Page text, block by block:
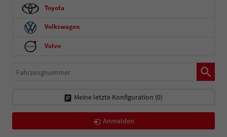
Toyota
Volkswagen
Volvo
Fahrzeugnummer
Meine letzte Konfiguration (0)
Anmelden